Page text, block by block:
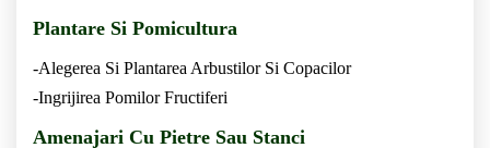
Plantare Si Pomicultura
-Alegerea Si Plantarea Arbustilor Si Copacilor
-Ingrijirea Pomilor Fructiferi
Amenajari Cu Pietre Sau Stanci